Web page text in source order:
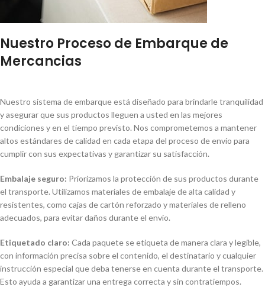
Nuestro Proceso de Embarque de
Mercancias
Nuestro sistema de embarque está diseñado para brindarle tranquilidad
y asegurar que sus productos lleguen a usted en las mejores
condiciones y en el tiempo previsto. Nos comprometemos a mantener
altos estándares de calidad en cada etapa del proceso de envío para
cumplir con sus expectativas y garantizar su satisfacción.
Embalaje seguro: Priorizamos la protección de sus productos durante
el transporte. Utilizamos materiales de embalaje de alta calidad y
resistentes, como cajas de cartón reforzado y materiales de relleno
adecuados, para evitar daños durante el envío.
Etiquetado claro: Cada paquete se etiqueta de manera clara y legible,
con información precisa sobre el contenido, el destinatario y cualquier
instrucción especial que deba tenerse en cuenta durante el transporte.
Esto ayuda a garantizar una entrega correcta y sin contratiempos.